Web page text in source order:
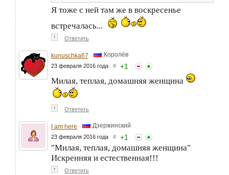
Я тоже с ней там же в воскресенье
встречалась...
↑ Ответить
kunuschka67 Королёв
23 февраля 2016 года # +1
Милая, теплая, домашняя женщина
↑ Ответить
I am here Дзержинский
23 февраля 2016 года # +1
"Милая, теплая, домашняя женщина"
Искренняя и естественная!!!
↑ Ответить